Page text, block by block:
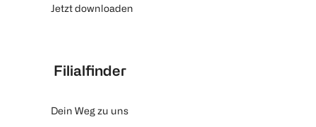
Jetzt downloaden
Filialfinder
Dein Weg zu uns